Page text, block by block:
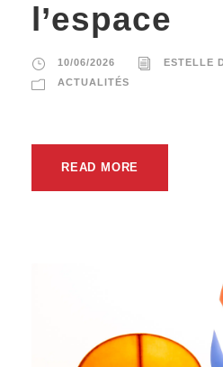
l’espace
10/06/2026
ESTELLE
ACTUALITÉS
READ MORE